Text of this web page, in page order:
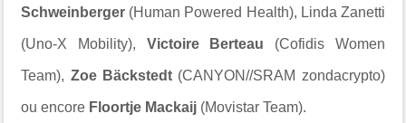
Schweinberger (Human Powered Health), Linda Zanetti
(Uno-X Mobility), Victoire Berteau (Cofidis Women
Team), Zoe Bäckstedt (CANYON//SRAM zondacrypto)
ou encore Floortje Mackaij (Movistar Team).